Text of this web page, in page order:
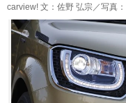
carview! 文：佐野 弘宗／写真